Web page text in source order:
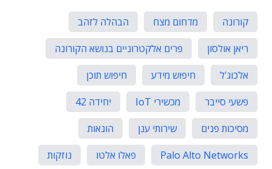
קורונה מדחום מצח
הבהלה לזהב
ריאן אולסון
פרים אלקטרוניים בנושא הקורונה
אלכוג'ל
חיפוש מידע
חיפוש תוכן
פשעי סייבר
מכשירי IoT
יחידה 42
מסיכות פנים
שירותי ענן
הונאות
Palo Alto Networks
פאלו אלטו
נוזקות